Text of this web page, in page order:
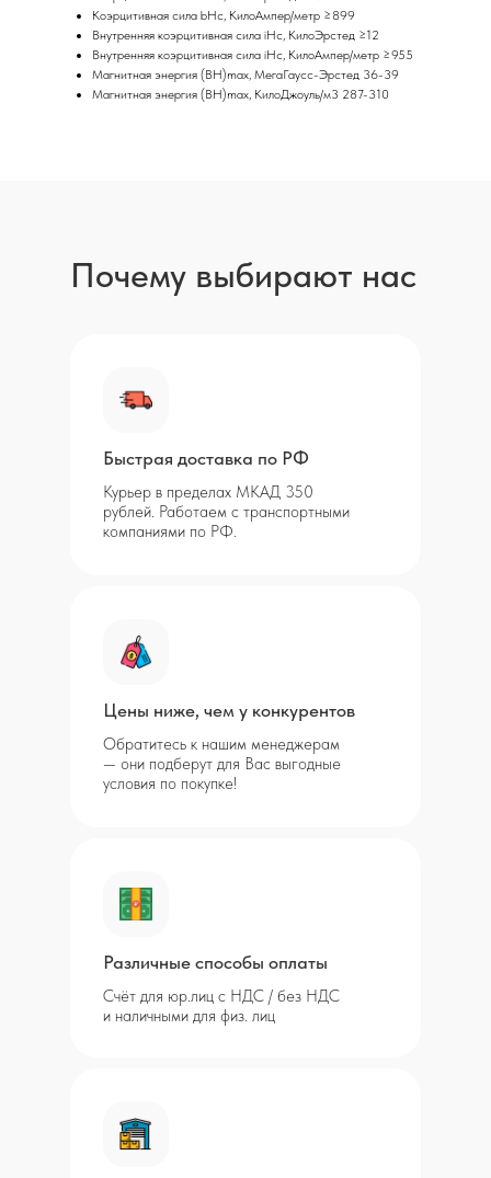
Коэрцитивная сила bHc, КилоАмпер/метр ≥899
Внутренняя коэрцитивная сила iHc, КилоЭрстед ≥12
Внутренняя коэрцитивная сила iHc, КилоАмпер/метр ≥955
Магнитная энергия (BH)max, МегаГаусс-Эрстед 36-39
Магнитная энергия (BH)max, КилоДжоуль/м3 287-310
Почему выбирают нас
Быстрая доставка по РФ
Курьер в пределах МКАД 350
рублей. Работаем с транспортными
компаниями по РФ.
Цены ниже, чем у конкурентов
Обратитесь к нашим менеджерам
— они подберут для Вас выгодные
условия по покупке!
Различные способы оплаты
Счёт для юр.лиц с НДС / без НДС
и наличными для физ. лиц